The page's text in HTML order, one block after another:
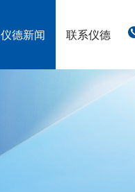
仪德新闻 联系仪德